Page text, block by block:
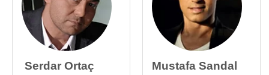
Serdar Ortaç Mustafa Sandal